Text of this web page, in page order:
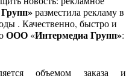
разместила рекламу в
. Качественно, быстро и
ООО «Интермедиа Групп»:
объемом заказа и